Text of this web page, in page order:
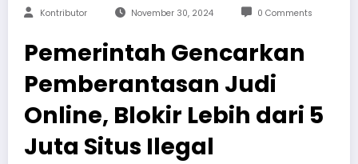
Kontributor November 30, 2024 0 Comments
Pemerintah Gencarkan
Pemberantasan Judi
Online, Blokir Lebih dari 5
Juta Situs Ilegal